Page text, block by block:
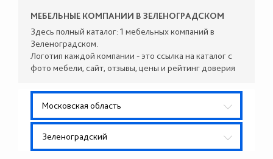
МЕБЕЛЬНЫЕ КОМПАНИИ В ЗЕЛЕНОГРАДСКОМ
Здесь полный каталог: 1 мебельных компаний в
Зеленоградском.
Логотип каждой компании - это ссылка на каталог с
фото мебели, сайт, отзывы, цены и рейтинг доверия
Московская область
Зеленоградский